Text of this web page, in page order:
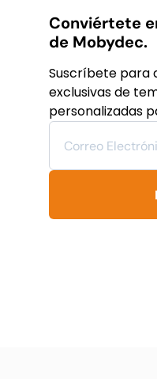
Conviértete
de Mobydec.
Suscríbete para
exclusivas de
personalizadas